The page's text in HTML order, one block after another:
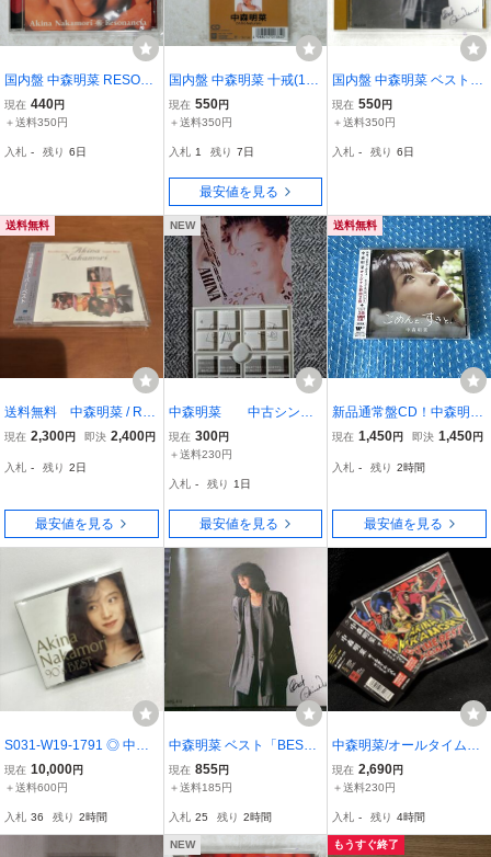
国内盤 中森明菜 RESON
ANCIA KITTY MME UMC
K1111 1CD □
現在 440円
＋送料350円
入札 - 残り 6日
国内盤 中森明菜 十戒(198
4) WARNER PIONEER 1
0sl138 1CD □
現在 550円
＋送料350円
入札 1 残り 7日
最安値を見る
国内盤 中森明菜 ベスト R
EPRISE 36L25104 1CD
□
現在 550円
＋送料350円
入札 - 残り 6日
送料無料
送料無料 中森明菜 / Rec
ollection~中森明菜スーパ
現在 2,300円 即決 2,400円
入札 - 残り 2日
最安値を見る
NEW
中森明菜 中古シング
ルCD I MISSD THE SHO
Ck
現在 300円
＋送料230円
入札 - 残り 1日
最安値を見る
送料無料
新品通常盤CD！中森明菜
[ごめんと、すきと、]
現在 1,450円 即決 1,450円
入札 - 残り 2時間
最安値を見る
S031-W19-1791 ◎ 中森
明菜 歌姫伝説 90's BEST
UMCK-9196 3CD+DVD
現在 10,000円
＋送料600円
入札 36 残り 2時間
中森明菜 ベスト「BES
T」CD
現在 855円
＋送料185円
入札 25 残り 2時間
中森明菜/オールタイム・
ベスト -オリジナル- 初回
限定盤/2CD+DVD
現在 2,690円
＋送料230円
入札 - 残り 4時間
NEW もうすぐ終了